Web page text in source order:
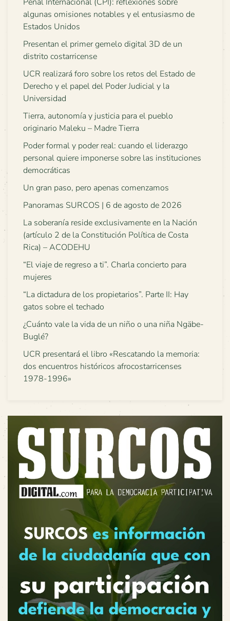
algunas omisiones notables y el entusiasmo de
Estados Unidos
Presentan el primer gemelo digital 3D de un
distrito costarricense
UCR realizará foro sobre los retos del Estado de
Derecho y el papel del Poder Judicial y la
Universidad
Tierra, autonomía y justicia para el pueblo
originario Maleku – Madre Tierra
Poder formal y poder real: cuando el liderazgo
personal quiere imponerse sobre las instituciones
democráticas
Un gran paso, pero apenas comenzamos
Panoramas SURCOS | 6 de agosto de 2026
La soberanía reside exclusivamente en la Nación
(artículo 2 de la Constitución Política de Costa
Rica) – ACODEHU
“El viaje de regreso a ti”. Charla concierto para
mujeres
“La dictadura de los propietarios”. Parte II: Hay
gatos sobre el techado
¿Cuánto vale la vida de un niño o una niña Ngäbe-
Buglé?
UCR presentará el libro «Rescatando la memoria:
dos encuentros históricos afrocostarricenses
1978-1996»